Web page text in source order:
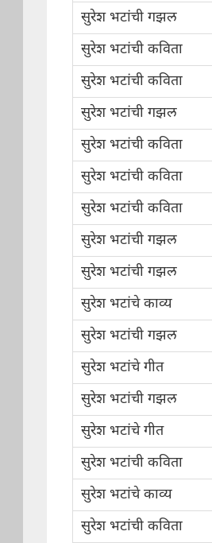
सुरेश भटांची गझल
सुरेश भटांची कविता
सुरेश भटांची कविता
सुरेश भटांची गझल
सुरेश भटांची कविता
सुरेश भटांची कविता
सुरेश भटांची कविता
सुरेश भटांची गझल
सुरेश भटांची गझल
सुरेश भटांचे काव्य
सुरेश भटांची गझल
सुरेश भटांचे गीत
सुरेश भटांची गझल
सुरेश भटांचे गीत
सुरेश भटांची कविता
सुरेश भटांचे काव्य
सुरेश भटांची कविता